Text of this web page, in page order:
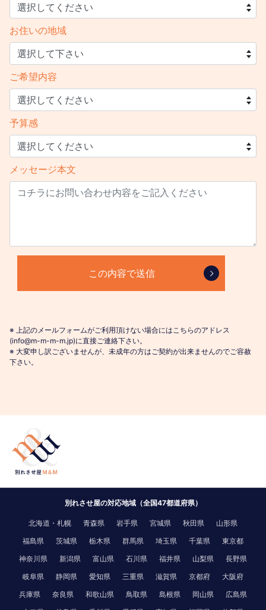
お住いの地域
ご希望内容
予算感
メッセージ本文
※ 上記のメールフォームがご利用頂けない場合にはこちらのアドレス
(info@m-m-m-m.jp)に直接ご連絡下さい。
※ 大変申し訳ございませんが、未成年の方はご契約が出来ませんのでご容赦
下さい。
別れさせ屋の対応地域（全国47都道府県）
北海道・札幌 青森県 岩手県 宮城県 秋田県
山形県
福島県
茨城県 栃木県 群馬県 埼玉県 千葉県
東京都
神奈川県
新潟県 富山県 石川県 福井県 山梨県
長野県
岐阜県
静岡県 愛知県 三重県 滋賀県 京都府
大阪府
兵庫県
奈良県 和歌山県 鳥取県 島根県 岡山県
広島県